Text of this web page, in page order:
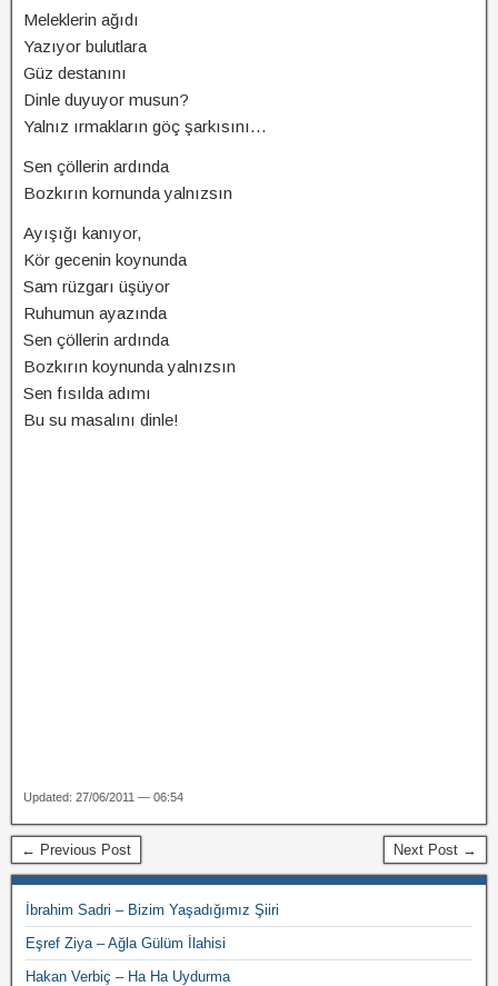
Meleklerin ağıdı
Yazıyor bulutlara
Güz destanını
Dinle duyuyor musun?
Yalnız ırmakların göç şarkısını…
Sen çöllerin ardında
Bozkırın kornunda yalnızsın
Ayışığı kanıyor,
Kör gecenin koynunda
Sam rüzgarı üşüyor
Ruhumun ayazında
Sen çöllerin ardında
Bozkırın koynunda yalnızsın
Sen fısılda adımı
Bu su masalını dinle!
Updated: 27/06/2011 — 06:54
← Previous Post Next Post →
İbrahim Sadri – Bizim Yaşadığımız Şiiri
Eşref Ziya – Ağla Gülüm İlahisi
Hakan Verbiç – Ha Ha Uydurma